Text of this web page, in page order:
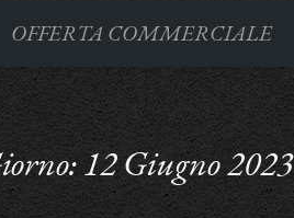
OFFERTA COMMERCIALE
12 Giugno 2023